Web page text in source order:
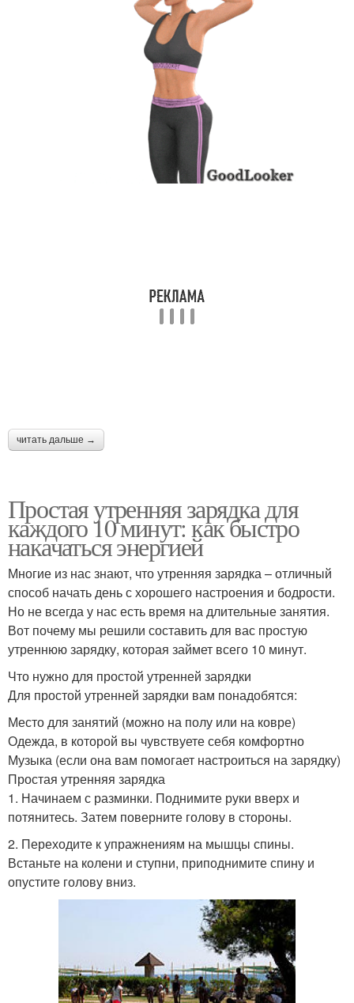
читать дальше →
Простая утренняя зарядка для
каждого 10 минут: как быстро
накачаться энергией
Многие из нас знают, что утренняя зарядка – отличный
способ начать день с хорошего настроения и бодрости.
Но не всегда у нас есть время на длительные занятия.
Вот почему мы решили составить для вас простую
утреннюю зарядку, которая займет всего 10 минут.
Что нужно для простой утренней зарядки
Для простой утренней зарядки вам понадобятся:
Место для занятий (можно на полу или на ковре)
Одежда, в которой вы чувствуете себя комфортно
Музыка (если она вам помогает настроиться на зарядку)
Простая утренняя зарядка
1. Начинаем с разминки. Поднимите руки вверх и
потянитесь. Затем поверните голову в стороны.
2. Переходите к упражнениям на мышцы спины.
Встаньте на колени и ступни, приподнимите спину и
опустите голову вниз.